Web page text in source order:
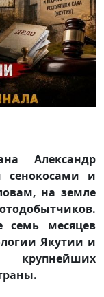
Александр
сенокосами и
на земле
семь месяцев
Якутии и